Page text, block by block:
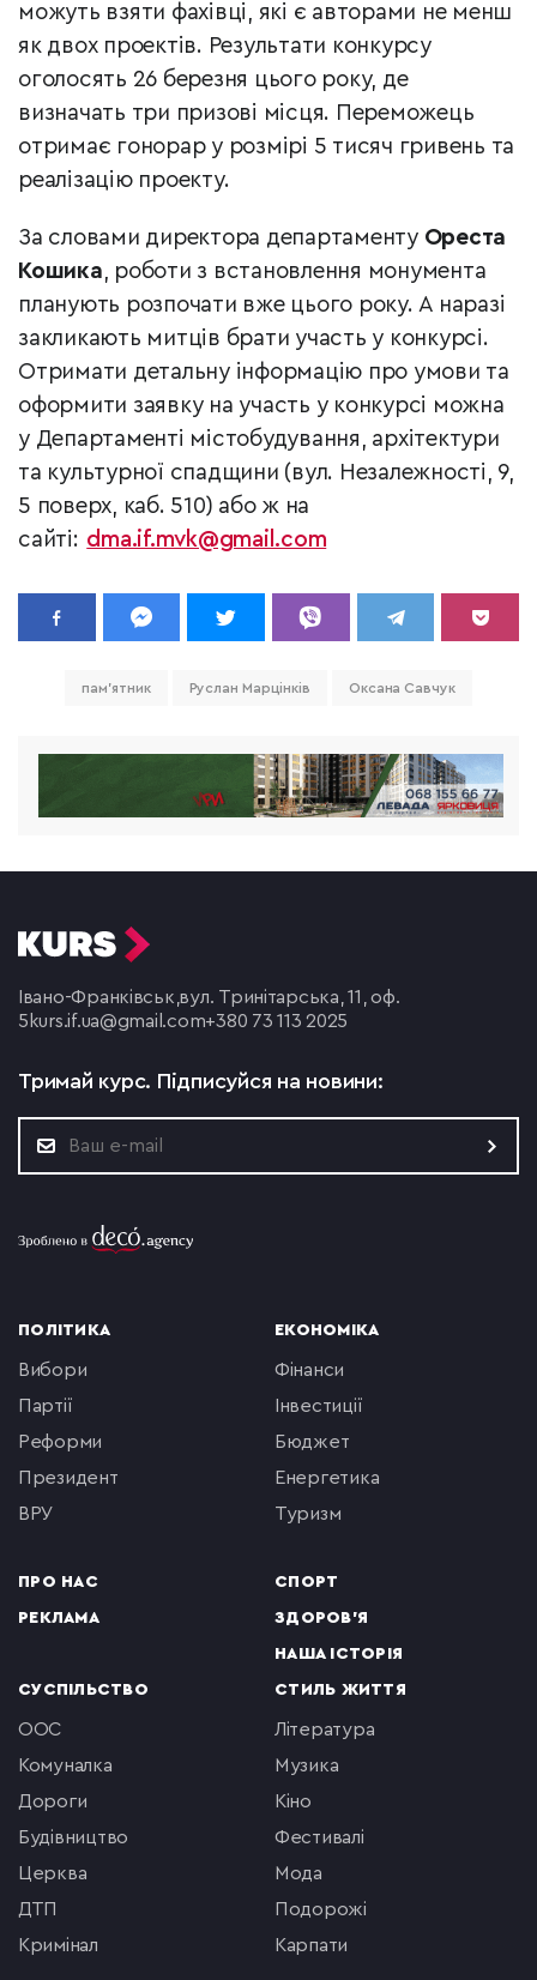
можуть взяти фахівці, які є авторами не менш
як двох проектів. Результати конкурсу
оголосять 26 березня цього року, де
визначать три призові місця. Переможець
отримає гонорар у розмірі 5 тисяч гривень та
реалізацію проекту.
За словами директора департаменту Ореста
Кошика, роботи з встановлення монумента
планують розпочати вже цього року. А наразі
закликають митців брати участь у конкурсі.
Отримати детальну інформацію про умови та
оформити заявку на участь у конкурсі можна
у Департаменті містобудування, архітектури
та культурної спадщини (вул. Незалежності, 9,
5 поверх, каб. 510) або ж на
сайті: dma.if.mvk@gmail.com
пам'ятник Руслан Марцінків Оксана Савчук
Івано-Франківськ,вул. Тринітарська, 11, оф.
5 kurs.if.ua@gmail.com+380 73 113 2025
Тримай курс. Підписуйся на новини:
ПОЛІТИКА
вибори
партії
реформи
президент
ВРУ
ПРО НАС
РЕКЛАМА
ЕКОНОМІКА
фінанси
інвестиції
бюджет
енергетика
туризм
СПОРТ
ЗДОРОВ'Я
НАША ІСТОРІЯ
СУСПІЛЬСТВО
ООС
комуналка
Дороги
будівництво
церква
ДТП
кримінал
СТИЛЬ ЖИТТЯ
література
музика
кіно
фестивалі
мода
подорожі
Карпати